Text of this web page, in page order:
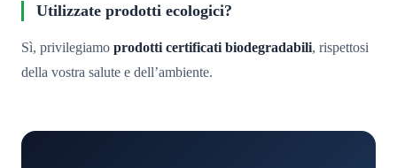
Utilizzate prodotti ecologici?
Sì, privilegiamo prodotti certificati biodegradabili, rispettosi
della vostra salute e dell’ambiente.